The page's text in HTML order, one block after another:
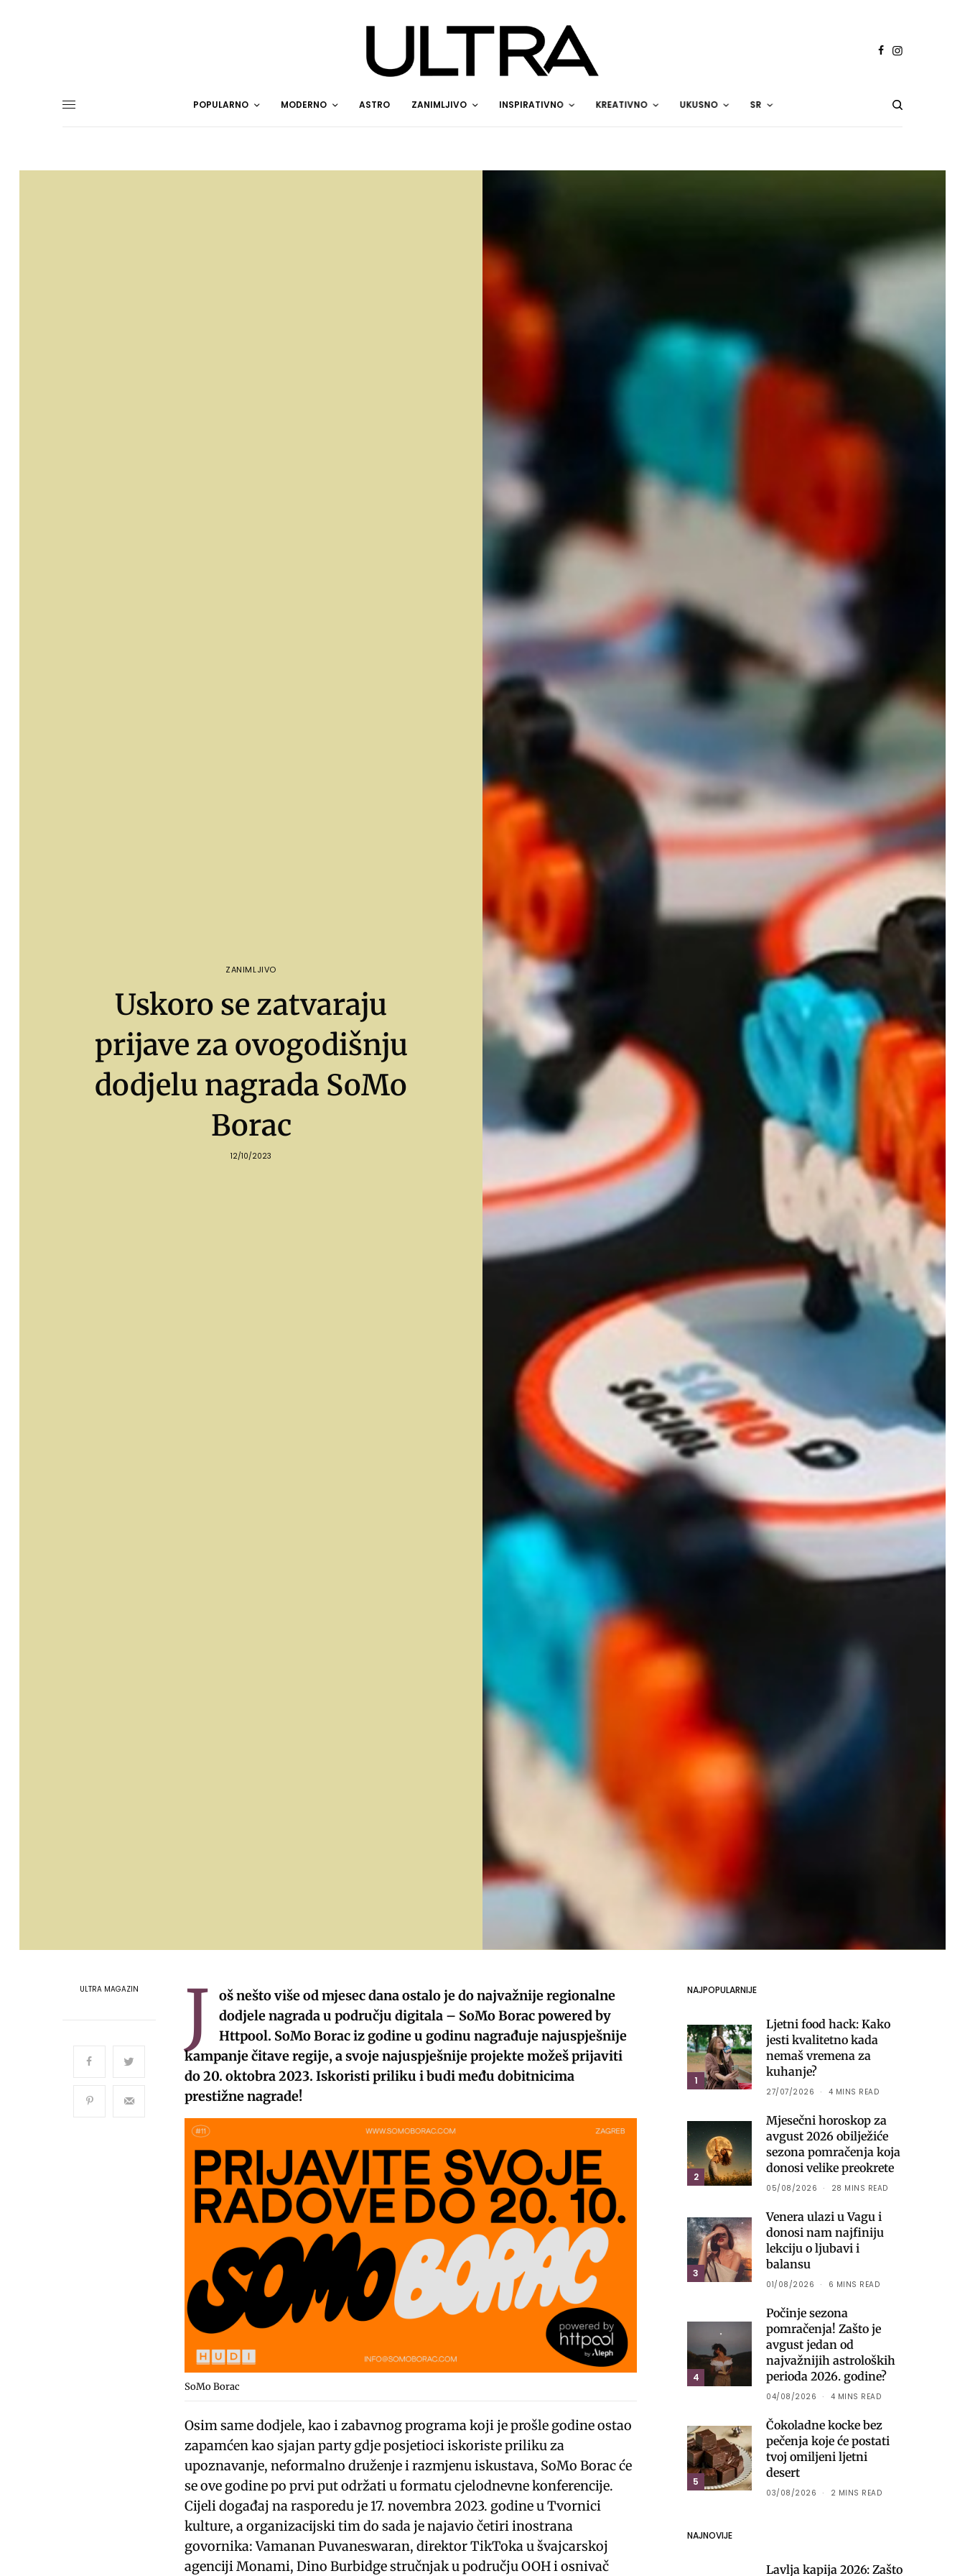
POPULARNO MODERNO ASTRO ZANIMLJIVO INSPIRATIVNO KREATIVNO UKUSNO SR
ZANIMLJIVO
Uskoro se zatvaraju
prijave za ovogodišnju
dodjelu nagrada SoMo
Borac
12/10/2023
ULTRA MAGAZIN J
oš nešto više od mjesec dana ostalo je do najvažnije regionalne
dodjele nagrada u području digitala – SoMo Borac powered by
Httpool. SoMo Borac iz godine u godinu nagrađuje najuspješnije
kampanje čitave regije, a svoje najuspješnije projekte možeš prijaviti
do 20. oktobra 2023. Iskoristi priliku i budi među dobitnicima
prestižne nagrade!
SoMo Borac
Osim same dodjele, kao i zabavnog programa koji je prošle godine ostao
zapamćen kao sjajan party gdje posjetioci iskoriste priliku za
upoznavanje, neformalno druženje i razmjenu iskustava, SoMo Borac će
se ove godine po prvi put održati u formatu cjelodnevne konferencije.
Cijeli događaj na rasporedu je 17. novembra 2023. godine u Tvornici
kulture, a organizacijski tim do sada je najavio četiri inostrana
govornika: Vamanan Puvaneswaran, direktor TikToka u švajcarskoj
agenciji Monami, Dino Burbidge stručnjak u području OOH i osnivač
NAJPOPULARNIJE
1
Ljetni food hack: Kako
jesti kvalitetno kada
nemaš vremena za
kuhanje?
27/07/2026 4 MINS READ
2
Mjesečni horoskop za
avgust 2026 obilježiće
sezona pomračenja koja
donosi velike preokrete
05/08/2026 28 MINS READ
3
Venera ulazi u Vagu i
donosi nam najfiniju
lekciju o ljubavi i
balansu
01/08/2026 6 MINS READ
4
Počinje sezona
pomračenja! Zašto je
avgust jedan od
najvažnijih astroloških
perioda 2026. godine?
04/08/2026 4 MINS READ
5
Čokoladne kocke bez
pečenja koje će postati
tvoj omiljeni ljetni
desert
03/08/2026 2 MINS READ
NAJNOVIJE
Lavlja kapija 2026: Zašto